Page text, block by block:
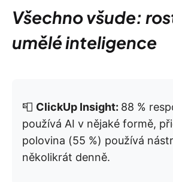
Všechno všude:
umělé inteligence
📮 ClickUp Insight: 88 %
používá AI v nějaké formě,
polovina (55 %) používá
několikrát denně.